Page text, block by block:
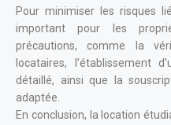
Pour minimiser les risques
important pour les
précautions, comme la
locataires, l’établissement
détaillé, ainsi que la
adaptée.
En conclusion, la location